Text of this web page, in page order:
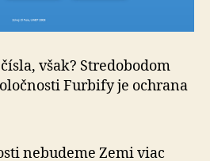
však? Stredobodom
Furbify je ochrana
nebudeme Zemi viac